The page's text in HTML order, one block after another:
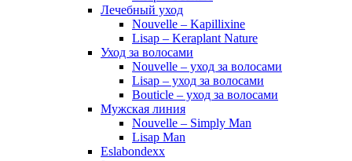
Лечебный уход
Nouvelle – Kapillixine
Lisap – Keraplant Nature
Уход за волосами
Nouvelle – уход за волосами
Lisap – уход за волосами
Bouticle – уход за волосами
Мужская линия
Nouvelle – Simply Man
Lisap Man
Eslabondexx